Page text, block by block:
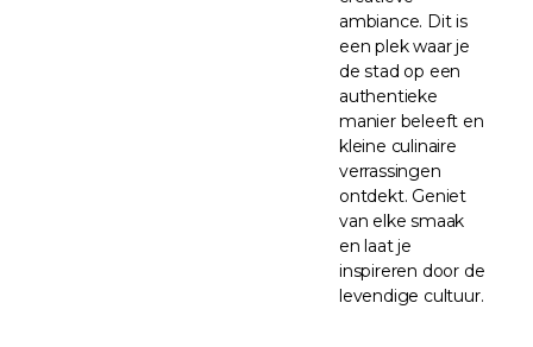
ambiance. Dit is
een plek waar je
de stad op een
authentieke
manier beleeft en
kleine culinaire
verrassingen
ontdekt. Geniet
van elke smaak
en laat je
inspireren door de
levendige cultuur.